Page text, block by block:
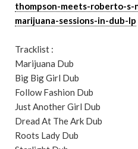
thompson-meets-roberto-
marijuana-sessions-in-dub-lp
Tracklist :
Marijuana Dub
Big Big Girl Dub
Follow Fashion Dub
Just Another Girl Dub
Dread At The Ark Dub
Roots Lady Dub